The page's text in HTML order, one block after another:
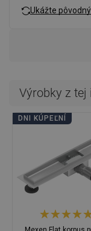
Ukážte
Výrobky z tej
DNI KÚPEĽNÍ